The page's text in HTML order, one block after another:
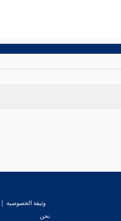
وثيقة الخصوصية
نحن